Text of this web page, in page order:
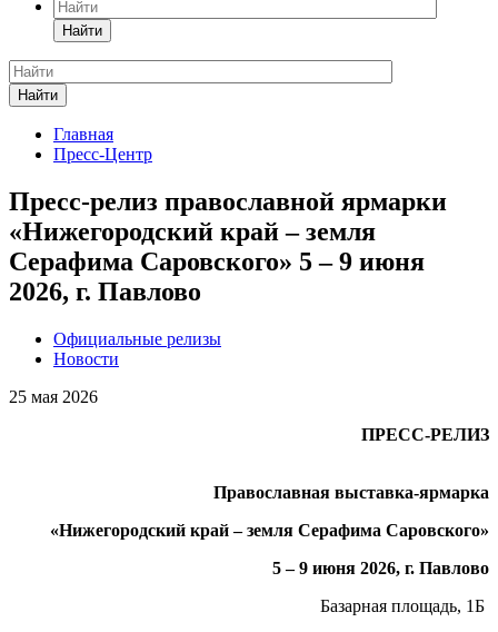
Найти
Найти
Главная
Пресс-Центр
Пресс-релиз православной ярмарки
«Нижегородский край – земля
Серафима Саровского» 5 – 9 июня
2026, г. Павлово
Официальные релизы
Новости
25 мая 2026
ПРЕСС-РЕЛИЗ
Православная выставка-ярмарка
«Нижегородский край – земля Серафима Саровского»
5 – 9 июня 2026, г. Павлово
Базарная площадь, 1Б